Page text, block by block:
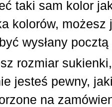
taki sam kolor
kolorów,
wysłany
rozmiar
jesteś pewny,
na